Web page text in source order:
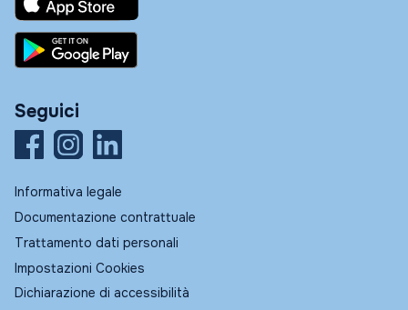
Seguici
Informativa legale
Documentazione contrattuale
Trattamento dati personali
Impostazioni Cookies
Dichiarazione di accessibilità